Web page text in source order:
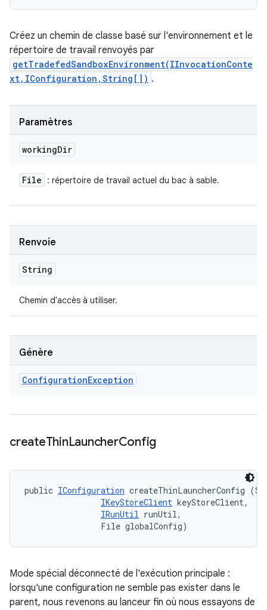
Créez un chemin de classe basé sur l'environnement et le
répertoire de travail renvoyés par
getTradefedSandboxEnvironment(IInvocationConte
xt,IConfiguration,String[]) .
Paramètres
workingDir
File : répertoire de travail actuel du bac à sable.
Renvoie
String
Chemin d'accès à utiliser.
Génère
ConfigurationException
createThinLauncherConfig
public IConfiguration createThinLauncherConfig
IKeyStoreClient keyStoreClient,
IRunUtil runUtil,
                File globalConfig)
Mode spécial déconnecté de l'exécution principale :
lorsqu'une configuration ne semble pas exister dans le
parent, nous revenons au lanceur fin où nous essayons de